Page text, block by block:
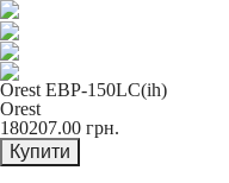
Orest EBP-150LC(ih)
Orest
180207.00 грн.
Купити